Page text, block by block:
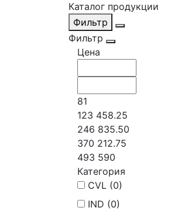
Каталог продукции
Фильтр
Фильтр
Цена
81
123 458.25
246 835.50
370 212.75
493 590
Категория
CVL (0)
IND (0)